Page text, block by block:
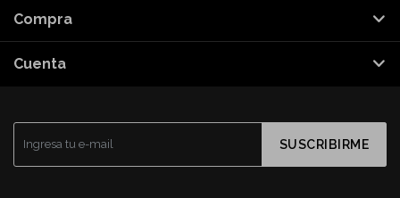
SUSCRIBIRME
Compra
Cuenta